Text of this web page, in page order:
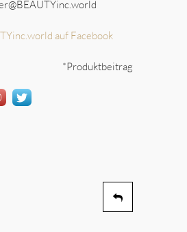
auf Facebook
*Produktbeitrag